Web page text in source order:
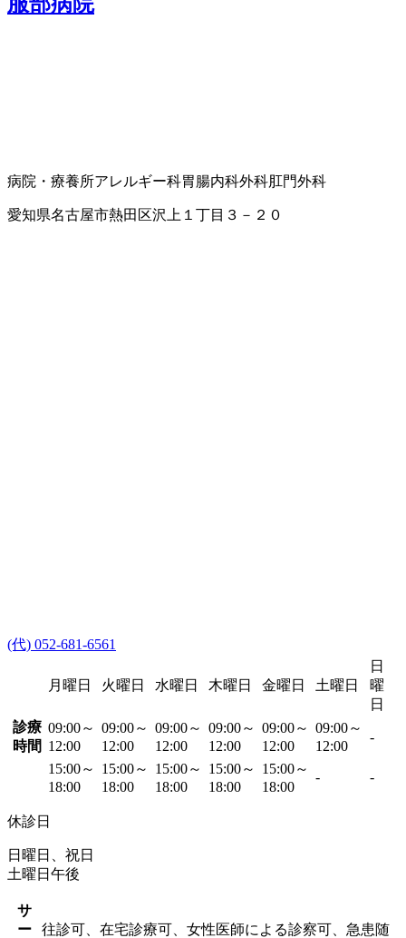
病院・療養所アレルギー科胃腸内科外科肛門外科
愛知県名古屋市熱田区沢上１丁目３－２０
(代) 052-681-6561
月曜日 火曜日 水曜日 木曜日 金曜日 土曜日
日
曜
日
診療
時間
09:00～
12:00
09:00～
12:00
09:00～
12:00
09:00～
12:00
09:00～
12:00
09:00～
12:00
-
15:00～
18:00
15:00～
18:00
15:00～
18:00
15:00～
18:00
15:00～
18:00
- -
休診日
日曜日、祝日
土曜日午後
サ
ー
往診可、在宅診療可、女性医師による診察可、急患随